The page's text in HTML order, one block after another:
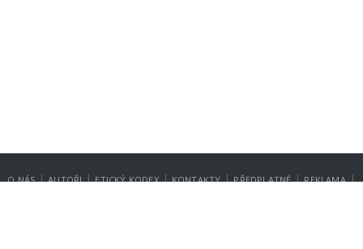
O NÁS | AUTOŘI | ETICKÝ KODEX | KONTAKTY | PŘEDPLATNÉ | REKLAMA |